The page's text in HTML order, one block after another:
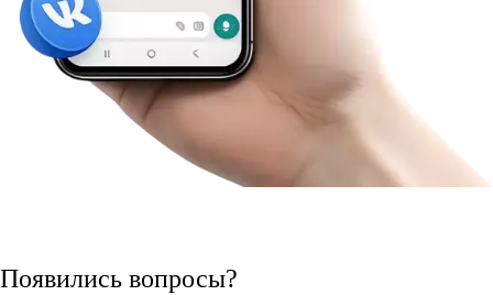
Появились вопросы?